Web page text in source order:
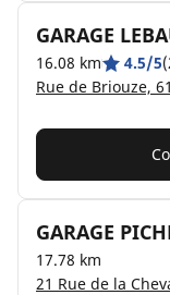
GARAGE
16.08 km 4.5/5
Rue de Briouze,
GARAGE
17.78 km
21 Rue de la